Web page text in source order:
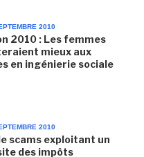
2010
2010 : Les femmes
mieux aux
en ingénierie sociale
2010
scams exploitant un
des impôts